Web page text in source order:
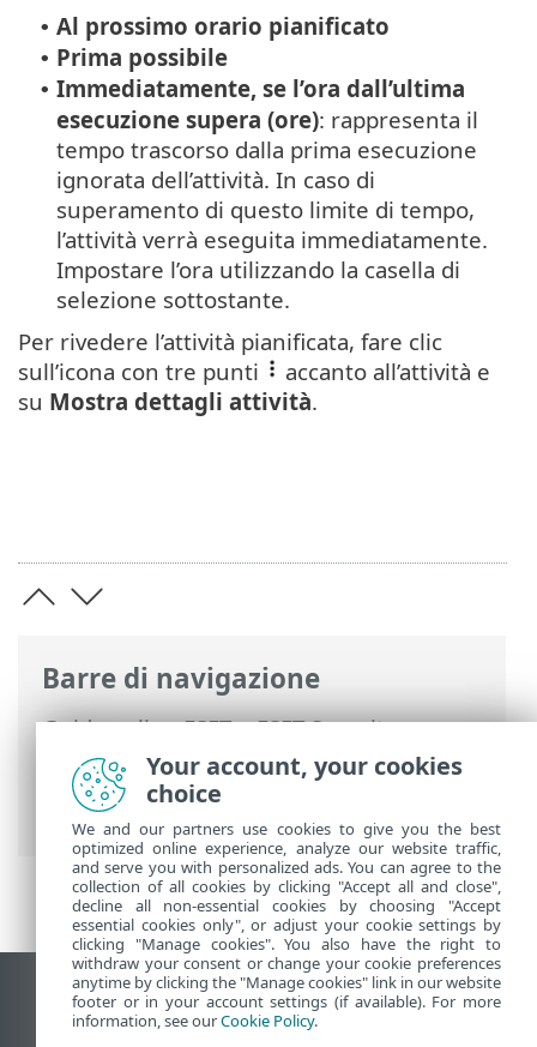
Barre di navigazione
Guida online ESET>ESET Security
Ultimate
>Utilizzo di ESET Security
Ultimate
>Strumenti
> Pianificazione
attività
• Al prossimo orario pianificato
• Prima possibile
• Immediatamente, se l’ora dall’ultima
esecuzione supera (ore): rappresenta il
tempo trascorso dalla prima esecuzione
ignorata dell’attività. In caso di
superamento di questo limite di tempo,
l’attività verrà eseguita immediatamente.
Impostare l’ora utilizzando la casella di
selezione sottostante.
Per rivedere l’attività pianificata, fare clic
sull’icona con tre punti
accanto all’attività e
su Mostra dettagli attività.
Visualizza sito desktop
End of Life
Your account, your cookies
choice
We and our partners use cookies to give you the best
optimized online experience, analyze our website traffic,
and serve you with personalized ads. You can agree to the
collection of all cookies by clicking "Accept all and close",
decline all non-essential cookies by choosing "Accept
essential cookies only", or adjust your cookie settings by
clicking "Manage cookies". You also have the right to
withdraw your consent or change your cookie preferences
anytime by clicking the "Manage cookies" link in our website
footer or in your account settings (if available). For more
information, see ourCookie Policy.